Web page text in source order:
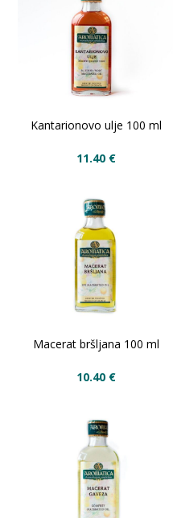
Kantarionovo ulje 100 ml
11.40 €
Macerat bršljana 100 ml
10.40 €